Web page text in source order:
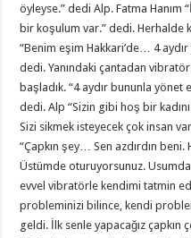
öyleyse.” dedi Alp. Fatma Hanım
bir koşulum var.” dedi. Herhalde
“Benim eşim Hakkari’de… 4
dedi. Yanındaki çantadan
başladık. “4 aydır bununla
dedi. Alp “Sizin gibi hoş bir
Sizi sikmek isteyecek çok insan
“Çapkın şey… Sen azdırdın
Üstümde oturuyorsunuz.
evvel vibratörle kendimi tatmin
probleminizi bilince, kendi
geldi. İlk senle yapacağız çapkın